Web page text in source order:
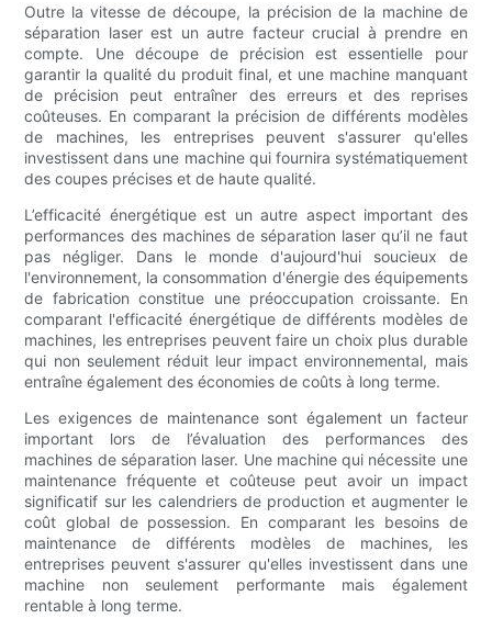
Outre la vitesse de découpe, la précision de la machine de
séparation laser est un autre facteur crucial à prendre en
compte. Une découpe de précision est essentielle pour
garantir la qualité du produit final, et une machine manquant
de précision peut entraîner des erreurs et des reprises
coûteuses. En comparant la précision de différents modèles
de machines, les entreprises peuvent s'assurer qu'elles
investissent dans une machine qui fournira systématiquement
des coupes précises et de haute qualité.
L’efficacité énergétique est un autre aspect important des
performances des machines de séparation laser qu’il ne faut
pas négliger. Dans le monde d'aujourd'hui soucieux de
l'environnement, la consommation d'énergie des équipements
de fabrication constitue une préoccupation croissante. En
comparant l'efficacité énergétique de différents modèles de
machines, les entreprises peuvent faire un choix plus durable
qui non seulement réduit leur impact environnemental, mais
entraîne également des économies de coûts à long terme.
Les exigences de maintenance sont également un facteur
important lors de l’évaluation des performances des
machines de séparation laser. Une machine qui nécessite une
maintenance fréquente et coûteuse peut avoir un impact
significatif sur les calendriers de production et augmenter le
coût global de possession. En comparant les besoins de
maintenance de différents modèles de machines, les
entreprises peuvent s'assurer qu'elles investissent dans une
machine non seulement performante mais également
rentable à long terme.